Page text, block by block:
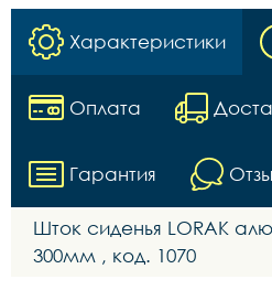
Характеристики
Оплата
Гарантия
Шток сиденья LORAK
300мм , код. 1070